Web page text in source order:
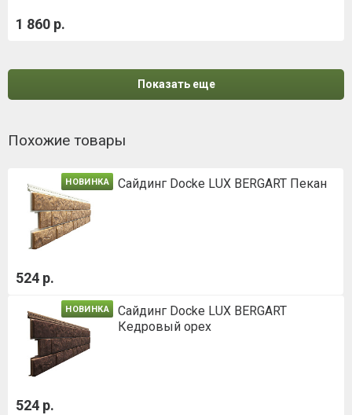
1 860 р.
Показать еще
Похожие товары
НОВИНКА Сайдинг Docke LUX BERGART Пекан
524 р.
НОВИНКА
Сайдинг Docke LUX BERGART
Кедровый орех
524 р.